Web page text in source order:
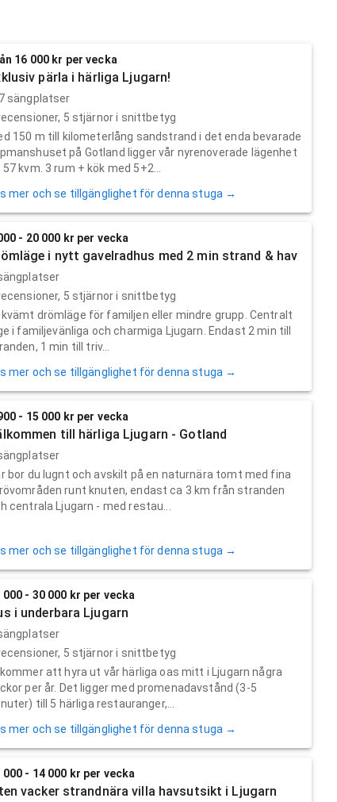
16 000 kr per vecka
pärla i härliga Ljugarn!
sängplatser
5 stjärnor i snittbetyg
150 m till kilometerlång sandstrand i det enda bevarade
på Gotland ligger vår nyrenoverade lägenhet
57 kvm. 3 rum + kök med 5+2...
mer och se tillgänglighet för denna stuga →
- 20 000 kr per vecka
i nytt gavelradhus med 2 min strand & hav
5 stjärnor i snittbetyg
drömläge för familjen eller mindre grupp. Centralt
i familjevänliga och charmiga Ljugarn. Endast 2 min till
1 min till triv...
mer och se tillgänglighet för denna stuga →
- 15 000 kr per vecka
till härliga Ljugarn - Gotland
bor du lugnt och avskilt på en naturnära tomt med fina
runt knuten, endast ca 3 km från stranden
centrala Ljugarn - med restau...
mer och se tillgänglighet för denna stuga →
000 - 30 000 kr per vecka
i underbara Ljugarn
5 stjärnor i snittbetyg
att hyra ut vår härliga oas mitt i Ljugarn några
per år. Det ligger med promenadavstånd (3-5
till 5 härliga restauranger,...
mer och se tillgänglighet för denna stuga →
000 - 14 000 kr per vecka
vacker strandnära villa havsutsikt i Ljugarn